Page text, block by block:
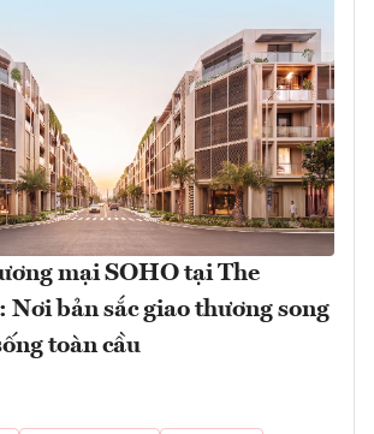
mại SOHO tại The
Nơi bản sắc giao thương song
toàn cầu